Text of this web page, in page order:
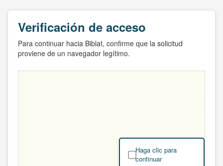
Verificación de acceso
Para continuar hacia Biblat, confirme que la solicitud
proviene de un navegador legítimo.
Haga clic para
continuar